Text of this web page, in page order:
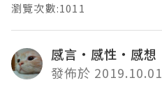
瀏覽次數:1011
感言‧感性‧感想
發佈於 2019.10.01